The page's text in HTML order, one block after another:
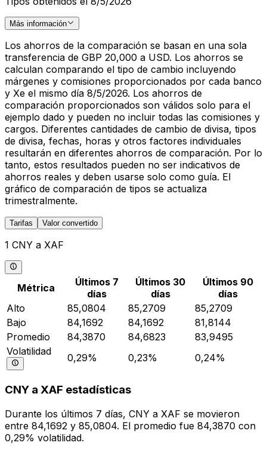
Más información
Los ahorros de la comparación se basan en una sola
transferencia de GBP 20,000 a USD. Los ahorros se
calculan comparando el tipo de cambio incluyendo
márgenes y comisiones proporcionados por cada banco
y Xe el mismo día 8/5/2026. Los ahorros de
comparación proporcionados son válidos solo para el
ejemplo dado y pueden no incluir todas las comisiones y
cargos. Diferentes cantidades de cambio de divisa, tipos
de divisa, fechas, horas y otros factores individuales
resultarán en diferentes ahorros de comparación. Por lo
tanto, estos resultados pueden no ser indicativos de
ahorros reales y deben usarse solo como guía. El
gráfico de comparación de tipos se actualiza
trimestralmente.
Tarifas Valor convertido
1 CNY a XAF
Métrica
Últimos 7
días
Últimos 30
días
Últimos 90
días
Alto
85,0804 85,2709
85,2709
Bajo
84,1692 84,1692
81,8144
Promedio
84,3870 84,6823
83,9495
Volatilidad
0,29% 0,23% 0,24%
CNY a XAF estadísticas
Durante los últimos 7 días, CNY a XAF se movieron
entre 84,1692 y 85,0804. El promedio fue 84,3870 con
0,29% volatilidad.